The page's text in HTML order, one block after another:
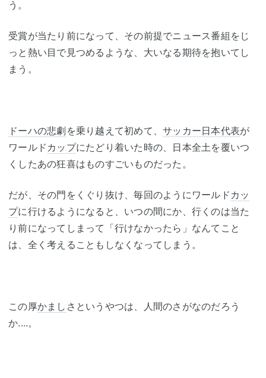
う。
受賞が当たり前になって、その前提でニュース番組をじ
っと熱い目で見つめるような、大いなる期待を抱いてし
まう。
ドーハの悲劇 を乗り越えて初めて、 サッカー日本代表が
ワールド カップにたどり着いた時の、日本全土を覆いつ
くしたあの狂喜はものすごいものだった。
だが、その門をくぐり抜け、毎回のようにワールド カッ
プに行けるようになると、いつの間にか、行くのは当た
り前になってしまって「行けなかったら」なんてこと
は、全く考えることもしなくなってしまう。
この厚かまし さというやつは、人間のさがなのだろう
か....。